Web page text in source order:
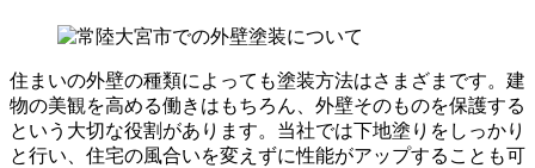
住まいの外壁の種類によっても塗装方法はさまざまです。建
物の美観を高める働きはもちろん、外壁そのものを保護する
という大切な役割があります。当社では下地塗りをしっかり
と行い、住宅の風合いを変えずに性能がアップすることも可